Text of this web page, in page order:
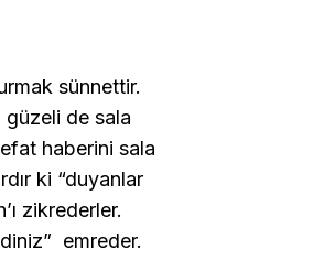
sünnettir.
güzeli de sala
haberini sala
ki “duyanlar
zikrederler.
emreder.